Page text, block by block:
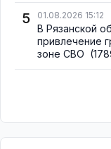
5 01.08.2026 15:12
В Рязанской
привлечение
зоне СВО